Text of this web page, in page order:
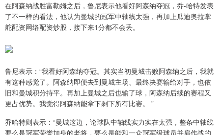
在阿森纳战胜富勒姆之后，鲁尼表示他看好阿森纳夺冠，乔-哈特发表
了不一样的看法，他认为曼城的冠军中轴线太强，再加上瓜迪奥拉掌
舵配资网络配资炒股，接下来1分都不会丢。
鲁尼表示：“我看好阿森纳夺冠。其实当初曼城击败阿森纳之后，我就
有这种感觉了。阿森纳即便去到曼城主场、最终决赛输给对手，也依
旧和曼城积分持平。再加上曼城之后也输了球，阿森纳后续的赛程又
更占优势。我觉得阿森纳能拿下剩下所有比赛。 ”
乔哈特则表示：“曼城这边，论球队中轴线实力实在太强，整条中轴线
要么是冠军荣誉加身的老将，要么是能和一众冠军级球员并肩作战的